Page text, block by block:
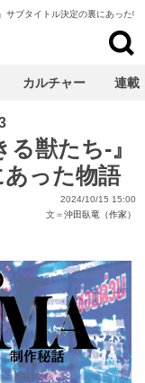
サブタイトル決定の裏にあった物
る獣たち-』
った物語
2024/10/15 15:00
文＝沖田臥竜（作家）
カルチャー 連載